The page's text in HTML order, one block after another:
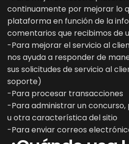
continuamente por mejorar lo
plataforma en función de la
comentarios que recibimos de
-Para mejorar el servicio al
nos ayuda a responder de
sus solicitudes de servicio al
soporte)
-Para procesar transacciones
-Para administrar un
u otra característica del sitio
-Para enviar correos